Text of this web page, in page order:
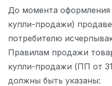
До момента оформления
купли-продажи)
потребителю
Правилам продажи
купли-продажи (ПП от
должны быть указаны: